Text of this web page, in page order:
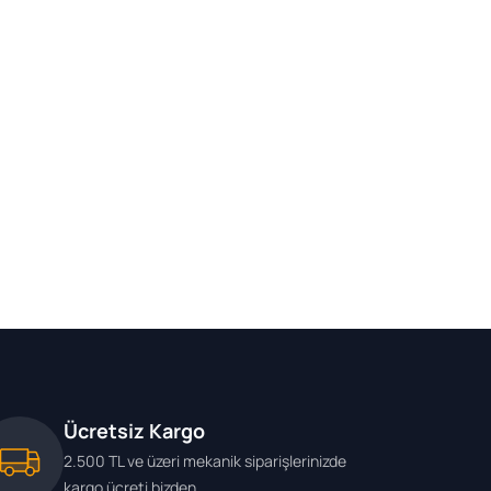
Ücretsiz Kargo
2.500 TL ve üzeri mekanik siparişlerinizde